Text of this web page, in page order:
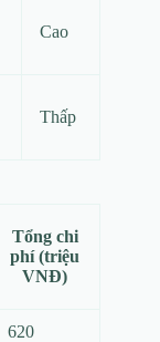
Cao
Thấp
Tổng chi
phí (triệu
VNĐ)
620